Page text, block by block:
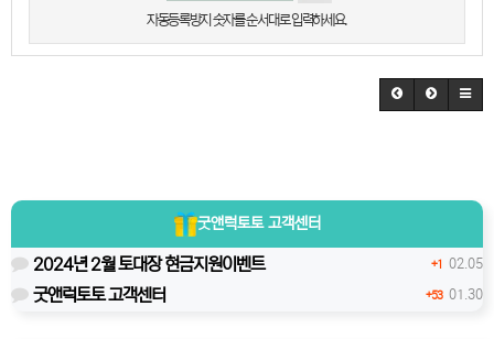
자동등록방지 숫자를 순서대로 입력하세요.
굿앤럭토토고객센터
+1 02.05
2024년 2월 토대장 현금지원이벤트
+53 01.30
굿앤럭토토 고객센터